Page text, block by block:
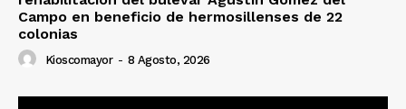
Campo en beneficio de hermosillenses de 22
colonias
Kioscomayor - 8 Agosto, 2026